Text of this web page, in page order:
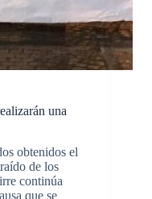
una
obtenidos el
de los
continúa
que se